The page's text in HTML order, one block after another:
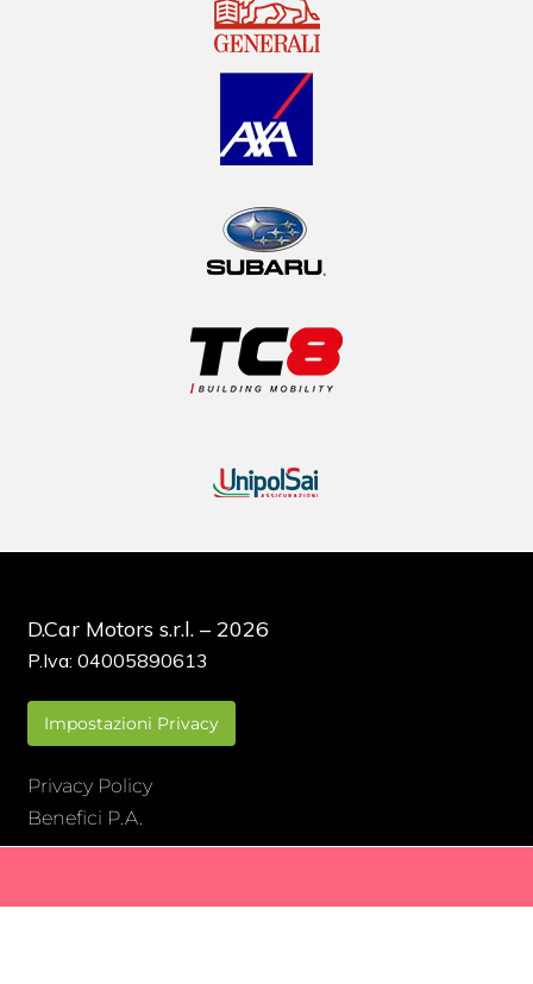
D.Car Motors s.r.l. – 2026
P.Iva: 04005890613
Impostazioni Privacy
Privacy Policy
Benefici P.A.